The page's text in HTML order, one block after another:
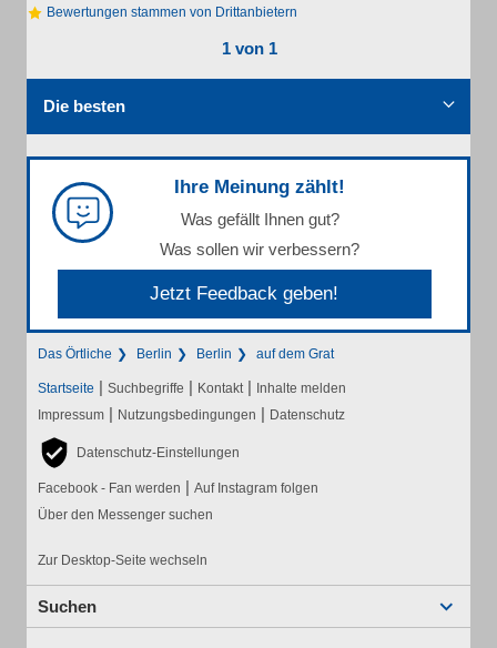
Bewertungen stammen von Drittanbietern
1 von 1
Die besten
Ihre Meinung zählt!
Was gefällt Ihnen gut?
Was sollen wir verbessern?
Jetzt Feedback geben!
Das Örtliche Berlin Berlin auf dem Grat
Startseite | Suchbegriffe | Kontakt | Inhalte melden
Impressum | Nutzungsbedingungen | Datenschutz
Datenschutz-Einstellungen
Facebook - Fan werden | Auf Instagram folgen
Über den Messenger suchen
Zur Desktop-Seite wechseln
Suchen